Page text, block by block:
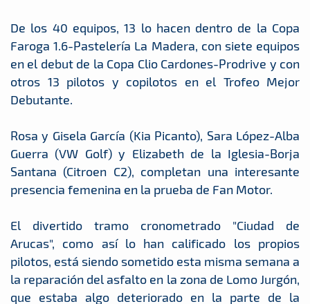
De los 40 equipos, 13 lo hacen dentro de la Copa
Faroga 1.6-Pastelería La Madera, con siete equipos
en el debut de la Copa Clio Cardones-Prodrive y con
otros 13 pilotos y copilotos en el Trofeo Mejor
Debutante.
Rosa y Gisela García (Kia Picanto), Sara López-Alba
Guerra (VW Golf) y Elizabeth de la Iglesia-Borja
Santana (Citroen C2), completan una interesante
presencia femenina en la prueba de Fan Motor.
El divertido tramo cronometrado "Ciudad de
Arucas", como así lo han calificado los propios
pilotos, está siendo sometido esta misma semana a
la reparación del asfalto en la zona de Lomo Jurgón,
que estaba algo deteriorado en la parte de la